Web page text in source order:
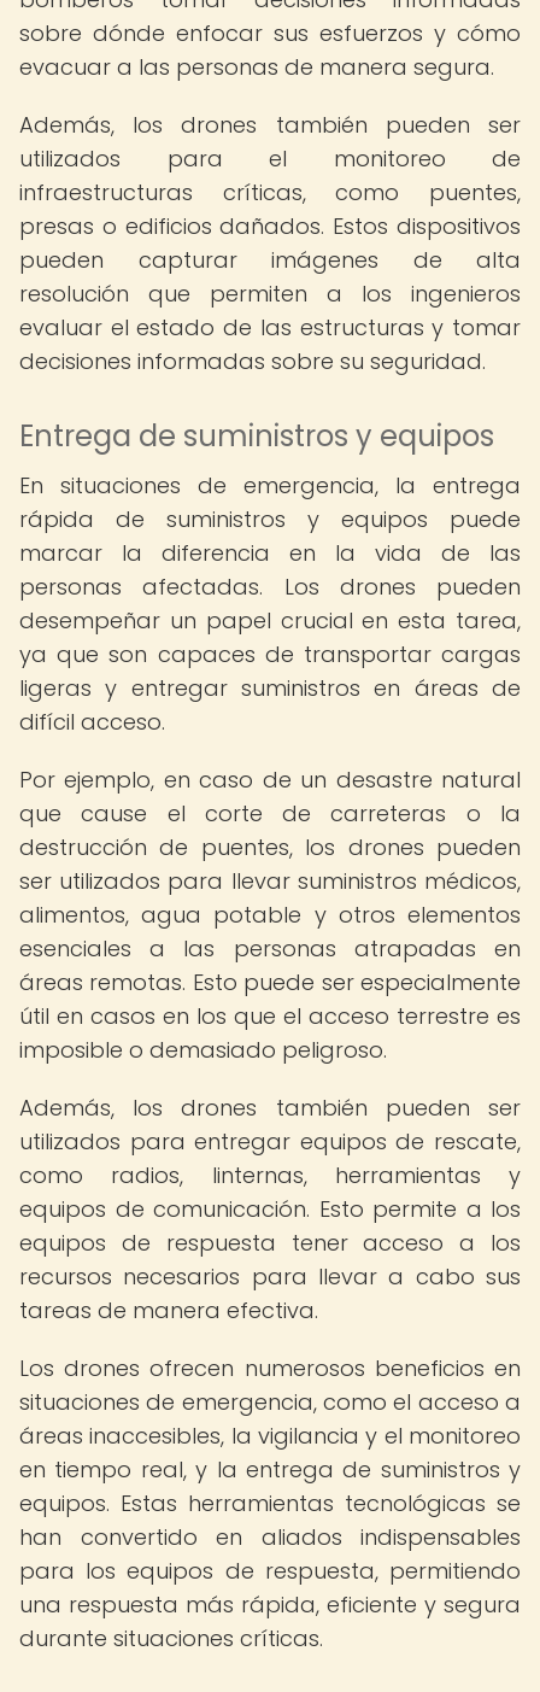
sobre dónde enfocar sus esfuerzos y cómo
evacuar a las personas de manera segura.
Además, los drones también pueden ser
utilizados para el monitoreo de
infraestructuras críticas, como puentes,
presas o edificios dañados. Estos dispositivos
pueden capturar imágenes de alta
resolución que permiten a los ingenieros
evaluar el estado de las estructuras y tomar
decisiones informadas sobre su seguridad.
Entrega de suministros y equipos
En situaciones de emergencia, la entrega
rápida de suministros y equipos puede
marcar la diferencia en la vida de las
personas afectadas. Los drones pueden
desempeñar un papel crucial en esta tarea,
ya que son capaces de transportar cargas
ligeras y entregar suministros en áreas de
difícil acceso.
Por ejemplo, en caso de un desastre natural
que cause el corte de carreteras o la
destrucción de puentes, los drones pueden
ser utilizados para llevar suministros médicos,
alimentos, agua potable y otros elementos
esenciales a las personas atrapadas en
áreas remotas. Esto puede ser especialmente
útil en casos en los que el acceso terrestre es
imposible o demasiado peligroso.
Además, los drones también pueden ser
utilizados para entregar equipos de rescate,
como radios, linternas, herramientas y
equipos de comunicación. Esto permite a los
equipos de respuesta tener acceso a los
recursos necesarios para llevar a cabo sus
tareas de manera efectiva.
Los drones ofrecen numerosos beneficios en
situaciones de emergencia, como el acceso a
áreas inaccesibles, la vigilancia y el monitoreo
en tiempo real, y la entrega de suministros y
equipos. Estas herramientas tecnológicas se
han convertido en aliados indispensables
para los equipos de respuesta, permitiendo
una respuesta más rápida, eficiente y segura
durante situaciones críticas.